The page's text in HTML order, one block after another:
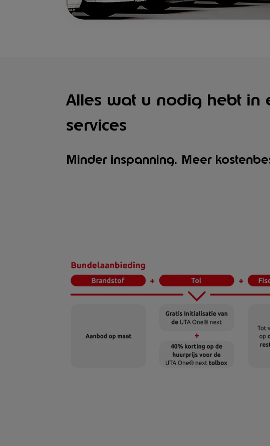
Alles wat u nodig hebt in
services
Minder inspanning. Meer